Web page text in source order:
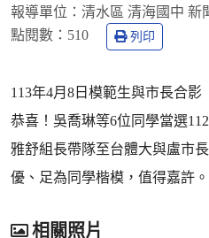
報導單位： 清水區 清海國中 新
點閱數： 510 列印
113年4月8日模範生與市長合影
恭喜！吳喬琳等6位同學當選
雅舒組長帶隊至台體大與盧市
優、足為同學楷模，值得嘉許。
相關照片